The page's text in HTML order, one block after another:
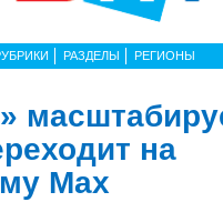
РАЗДЕЛЫ РЕГИОНЫ
на
Max